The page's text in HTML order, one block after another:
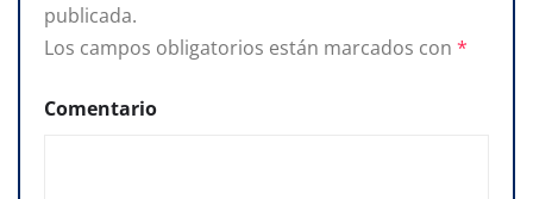
publicada.
Los campos obligatorios están marcados con *
Comentario